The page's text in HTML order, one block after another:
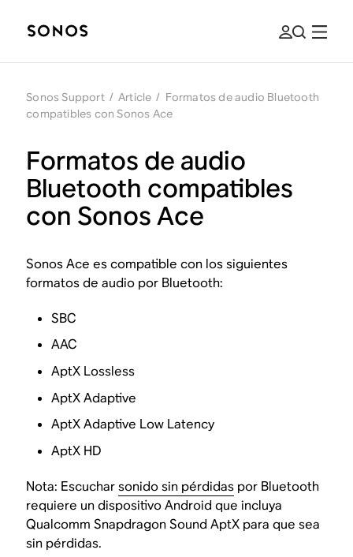
Sonos Support / Article / Formatos de audio Bluetooth
compatibles con Sonos Ace
Formatos de audio
Bluetooth compatibles
con Sonos Ace
Sonos Ace es compatible con los siguientes
formatos de audio por Bluetooth:
SBC
AAC
AptX Lossless
AptX Adaptive
AptX Adaptive Low Latency
AptX HD
Nota: Escucharsonido sin pérdidas por Bluetooth
requiere un dispositivo Android que incluya
Qualcomm Snapdragon Sound AptX para que sea
sin pérdidas.